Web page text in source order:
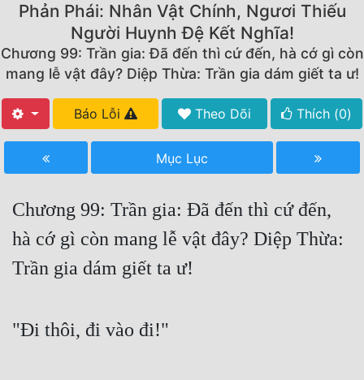
Truyện Mới Ra
Hoàn Thành
Free
Truyện Dịch
Truyện Nhập Môn
Truyện ngắn
Phản Phái: Nhân Vật Chính, Ngươi Thiếu
Người Huynh Đệ Kết Nghĩa!
Chương 99: Trần gia: Đã đến thì cứ đến, hà cớ gì còn
mang lễ vật đây? Diệp Thừa: Trần gia dám giết ta ư!
Báo Lỗi Theo Dõi Thích (0)
Mục Lục
Chương 99: Trần gia: Đã đến thì cứ đến,
hà cớ gì còn mang lễ vật đây? Diệp Thừa:
Trần gia dám giết ta ư!
"Đi thôi, đi vào đi!"